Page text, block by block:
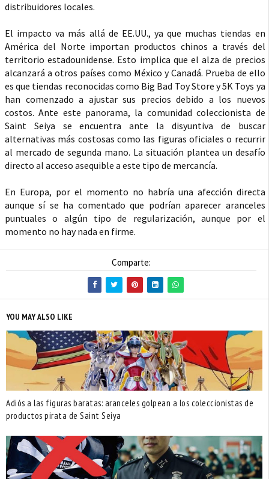
distribuidores locales.
El impacto va más allá de EE.UU., ya que muchas tiendas en
América del Norte importan productos chinos a través del
territorio estadounidense. Esto implica que el alza de precios
alcanzará a otros países como México y Canadá. Prueba de ello
es que tiendas reconocidas como Big Bad Toy Store y 5K Toys ya
han comenzado a ajustar sus precios debido a los nuevos
costos. Ante este panorama, la comunidad coleccionista de
Saint Seiya se encuentra ante la disyuntiva de buscar
alternativas más costosas como las figuras oficiales o recurrir
al mercado de segunda mano. La situación plantea un desafío
directo al acceso asequible a este tipo de mercancía.
En Europa, por el momento no habría una afección directa
aunque sí se ha comentado que podrían aparecer aranceles
puntuales o algún tipo de regularización, aunque por el
momento no hay nada en firme.
Comparte:
YOU MAY ALSO LIKE
Adiós a las figuras baratas: aranceles golpean a los coleccionistas de
productos pirata de Saint Seiya